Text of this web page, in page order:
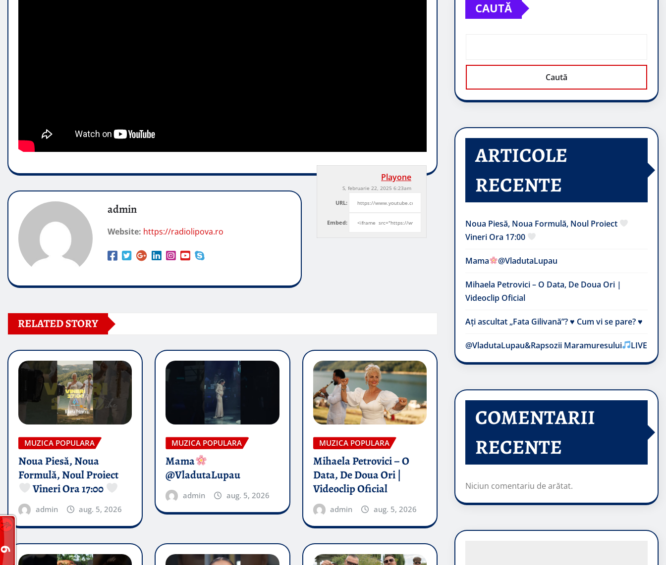
Playone
S, februarie 22, 2025 6:23am
URL:
Embed:
admin
Website: https://radiolipova.ro
RELATED STORY
MUZICA POPULARA
Noua Piesă, Noua
Formulă, Noul Proiect
Vineri Ora 17:00
admin aug. 5, 2026
MUZICA POPULARA
Mama
@VladutaLupau
admin aug. 5, 2026
MUZICA POPULARA
Mihaela Petrovici – O
Data, De Doua Ori |
Videoclip Oficial
admin aug. 5, 2026
CAUTĂ
Caută
ARTICOLE
RECENTE
Noua Piesă, Noua Formulă, Noul Proiect
Vineri Ora 17:00
Mama @VladutaLupau
Mihaela Petrovici – O Data, De Doua Ori |
Videoclip Oficial
Ați ascultat „Fata Gilivană”? ♥️ Cum vi se pare? ♥️
@VladutaLupau&Rapsozii Maramuresului LIVE
COMENTARII
RECENTE
Niciun comentariu de arătat.